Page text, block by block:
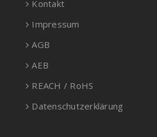
Kontakt
Impressum
AGB
AEB
REACH / RoHS
Datenschutzerklärung